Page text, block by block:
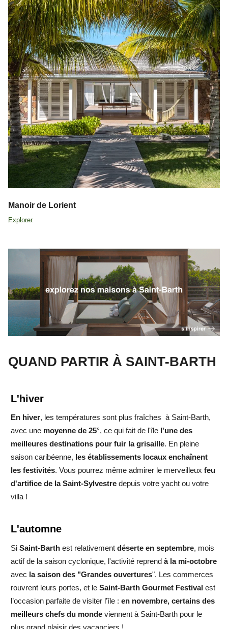
Manoir de Lorient
Explorer
QUAND PARTIR À SAINT-BARTH
L'hiver
En hiver, les températures sont plus fraîches à Saint-Barth,
avec une moyenne de 25°, ce qui fait de l'île l'une des
meilleures destinations pour fuir la grisaille. En pleine
saison caribéenne, les établissements locaux enchaînent
les festivités. Vous pourrez même admirer le merveilleux feu
d'artifice de la Saint-Sylvestre depuis votre yacht ou votre
villa !
L'automne
Si Saint-Barth est relativement déserte en septembre, mois
actif de la saison cyclonique, l'activité reprend à la mi-octobre
avec la saison des "Grandes ouvertures". Les commerces
rouvrent leurs portes, et le Saint-Barth Gourmet Festival est
l’occasion parfaite de visiter l'île : en novembre, certains des
meilleurs chefs du monde viennent à Saint-Barth pour le